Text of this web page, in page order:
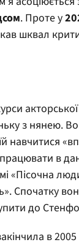
. Проте у
шквал
з нянею.
навчитися
в
«Пісочна
Спочатку
до
в